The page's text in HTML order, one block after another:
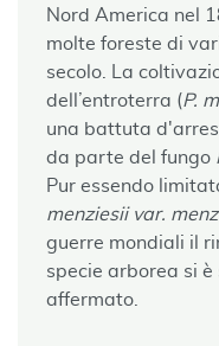
Nord America nel
molte foreste di
secolo. La
dell’entroterra (P.
una battuta
da parte del fungo
Pur essendo
menziesii var.
guerre mondiali il
specie arborea si
affermato.